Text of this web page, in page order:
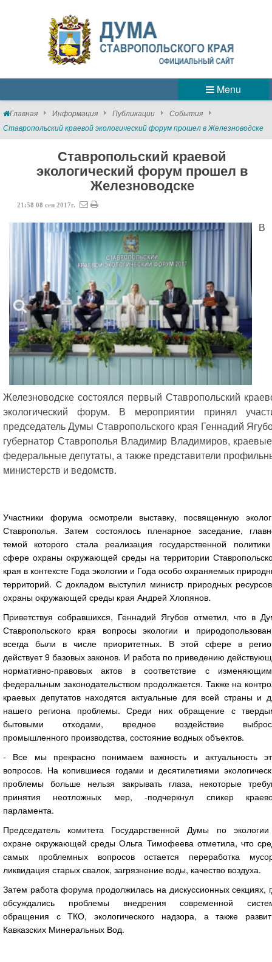
Menu
Главная Информация Публикации
События
Ставропольский краевой экологический форум прошел в Железноводске
Ставропольский краевой
экологический форум прошел в
Железноводске
21:58 08 сен 2017г.
В
Железноводске состоялся первый Ставропольский
экологический форум. В мероприятии принял
председатель Думы Ставропольского края Геннадий
губернатор Ставрополья Владимир Владимиров,
федеральные депутаты, а также представители
министерств и ведомств.
Участники форума осмотрели выставку, посвященную
Ставрополья. Затем состоялось пленарное заседание,
темой которого стала реализация государственной
сфере охраны окружающей среды на территории
края в контексте Года экологии и Года особо охраняемых
территорий. С докладом выступил министр природных
охраны окружающей среды края Андрей Хлопянов.
Приветствуя собравшихся, Геннадий Ягубов отметил, что в
Ставропольского края вопросы экологии и
всегда были в числе приоритетных. В этой сфере в
действует 9 базовых законов. И работа по приведению
нормативно-правовых актов в соответствие с
федеральным законодательством продолжается. Также на
краевых депутатов находятся актуальные для всей страны и
нашего региона проблемы. Среди них обращение с
бытовыми отходами, вредное воздействие
промышленного производства, состояние водных объектов.
- Все мы прекрасно понимаем важность и актуальность
вопросов. На копившиеся годами и десятилетиями
проблемы больше нельзя закрывать глаза, некоторые
принятия неотложных мер, -подчеркнул спикер
парламента.
Председатель комитета Государственной Думы по
охране окружающей среды Ольга Тимофеева отметила, что
самых проблемных вопросов остается переработка
ликвидация старых свалок, загрязнение воды, качество воздуха.
Затем работа форума продолжилась на дискуссионных секциях,
обсуждались проблемы внедрения современной
обращения с ТКО, экологического надзора, а также
Кавказских Минеральных Вод.